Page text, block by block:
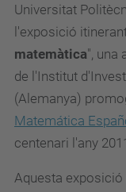
Universitat
l'exposició
matemàtica", una
de l'Institut
(Alemanya)
Matemática
centenari l'any
Aquesta